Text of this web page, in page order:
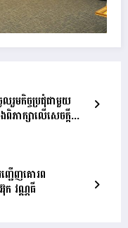
មកិច្ចប្រជុំជាមួយ
ាក្សាលើសេចក្តីព្រាង
ជើញគោរព
ក វណ្ណធី